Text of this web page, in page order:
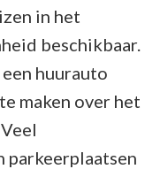
in het
beschikbaar.
huurauto
maken over het
parkeerplaatsen